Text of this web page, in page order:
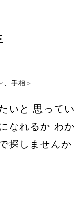
、手相＞
たいと 思っ
なれるか わ
探しません